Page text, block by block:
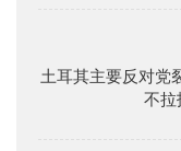
土耳其主要反对党
不拉